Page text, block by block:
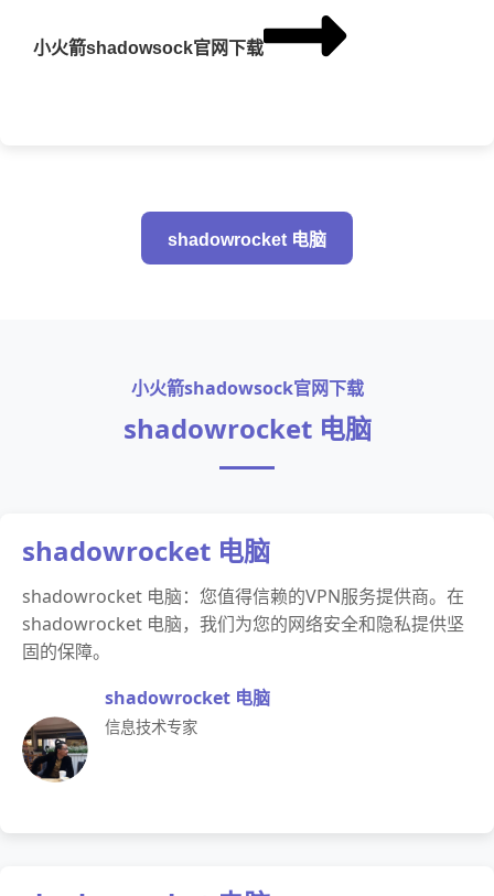
小火箭shadowsock官网下载
shadowrocket 电脑
小火箭shadowsock官网下载
shadowrocket 电脑
shadowrocket 电脑
shadowrocket 电脑：您值得信赖的VPN服务提供商。在
shadowrocket 电脑，我们为您的网络安全和隐私提供坚
固的保障。
shadowrocket 电脑
信息技术专家